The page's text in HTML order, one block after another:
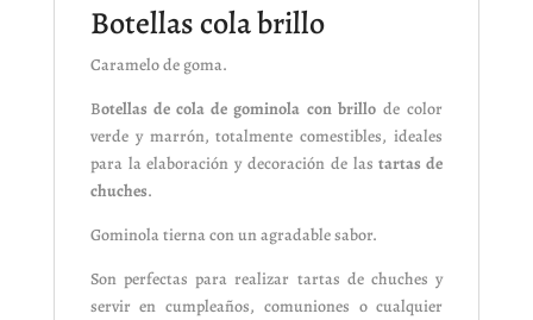
Botellas cola brillo
Caramelo de goma.
Botellas de cola de gominola con brillode color
verde y marrón, totalmente comestibles, ideales
para la elaboración y decoración de lastartas de
chuches.
Gominola tierna con un agradable sabor.
Son perfectas para realizar tartas de chuches y
servir en cumpleaños, comuniones o cualquier